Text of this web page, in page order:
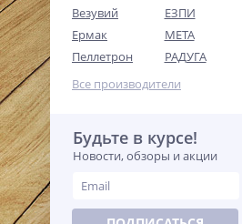
Везувий
ЕЗПИ
Ермак
МЕТА
Пеллетрон
РАДУГА
Все производители
Будьте в курсе!
Новости, обзоры и акции